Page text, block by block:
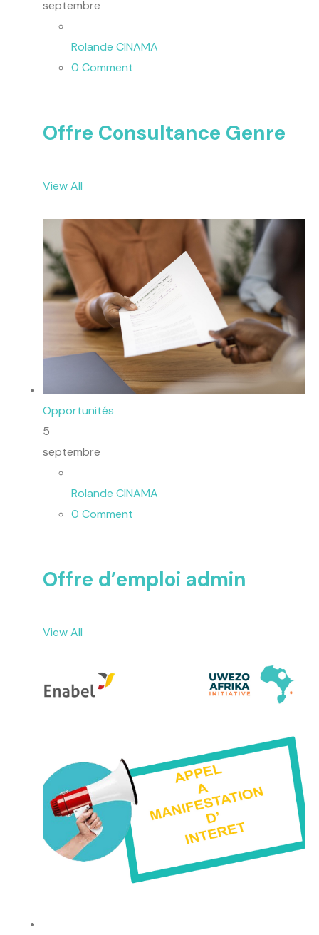
septembre
Rolande CINAMA
0 Comment
Offre Consultance Genre
View All
Opportunités
5
septembre
Rolande CINAMA
0 Comment
Offre d’emploi admin
View All